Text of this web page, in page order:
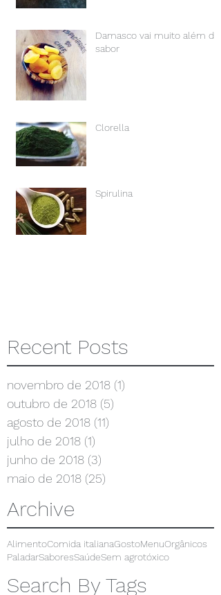
Damasco vai muito além do
sabor
Clorella
Spirulina
Recent Posts
novembro de 2018 (1)
outubro de 2018 (5)
agosto de 2018 (11)
julho de 2018 (1)
junho de 2018 (3)
maio de 2018 (25)
Archive
AlimentoComida italianaGostoMenuOrgânicos
PaladarSaboresSaúdeSem agrotóxico
Search By Tags